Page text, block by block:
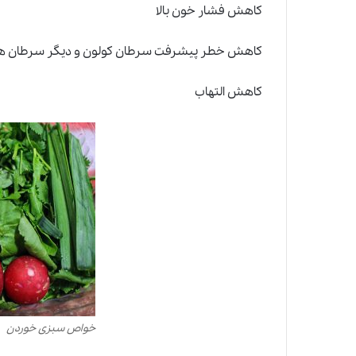
کاهش فشار خون بالا
کاهش خطر پیشرفت سرطان کولون و دیگر سرطان
کاهش التهاب
خواص سبزی خوردن